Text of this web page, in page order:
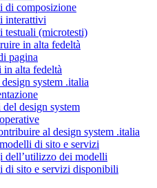
di composizione
interattivi
testuali (microtesti)
in alta fedeltà
pagina
alta fedeltà
system .italia
design system
al design system .italia
di sito e servizi
dell’utilizzo dei modelli
di sito e servizi disponibili